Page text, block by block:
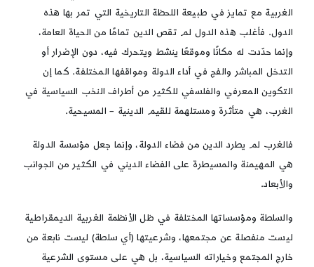
الغربية مع تمايز في طبيعة اللحظة التاريخية التي تمر بها هذه
الدول. فأغلب هذه الدول لم تقص الدين تمامًا من الحياة العامة،
وإنما حدّدت له مكانًا وموقعًا ينشط ويتحرك فيه، دون الإضرار أو
التدخل المباشر والفج في أداء الدولة ومواقفها المختلفة. كما إن
التكوين المعرفي والفلسفي للكثير من أطراف النخب السياسية في
الغرب، هي متأثرة ومستلهمة للقيم الدينية – المسيحية.
فالغرب لم يطرد الدين من فضاء الدولة، وإنما جعل مؤسسة الدولة
هي المهيمنة والمسيطرة على الفضاء الديني في الكثير من الجوانب
والأبعاد.
والسلطة ومؤسساتها المختلفة في ظل الأنظمة الغربية الديمقراطية
ليست منفصلة عن مجتمعها، وشرعيتها (أي سلطة) ليست نابعة من
خارج المجتمع وخياراته السياسية، بل هي على مستوى الشرعية